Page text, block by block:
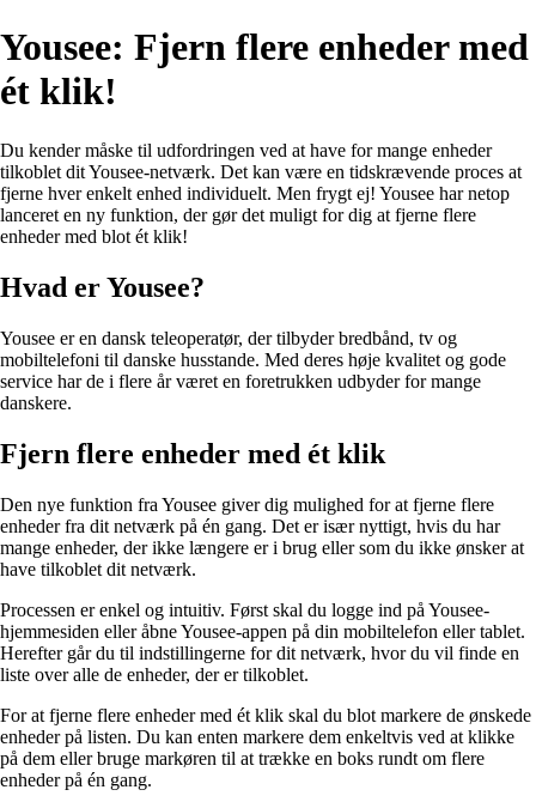
Yousee: Fjern flere enheder med
ét klik!
Du kender måske til udfordringen ved at have for mange enheder
tilkoblet dit Yousee-netværk. Det kan være en tidskrævende proces at
fjerne hver enkelt enhed individuelt. Men frygt ej! Yousee har netop
lanceret en ny funktion, der gør det muligt for dig at fjerne flere
enheder med blot ét klik!
Hvad er Yousee?
Yousee er en dansk teleoperatør, der tilbyder bredbånd, tv og
mobiltelefoni til danske husstande. Med deres høje kvalitet og gode
service har de i flere år været en foretrukken udbyder for mange
danskere.
Fjern flere enheder med ét klik
Den nye funktion fra Yousee giver dig mulighed for at fjerne flere
enheder fra dit netværk på én gang. Det er især nyttigt, hvis du har
mange enheder, der ikke længere er i brug eller som du ikke ønsker at
have tilkoblet dit netværk.
Processen er enkel og intuitiv. Først skal du logge ind på Yousee-
hjemmesiden eller åbne Yousee-appen på din mobiltelefon eller tablet.
Herefter går du til indstillingerne for dit netværk, hvor du vil finde en
liste over alle de enheder, der er tilkoblet.
For at fjerne flere enheder med ét klik skal du blot markere de ønskede
enheder på listen. Du kan enten markere dem enkeltvis ved at klikke
på dem eller bruge markøren til at trække en boks rundt om flere
enheder på én gang.